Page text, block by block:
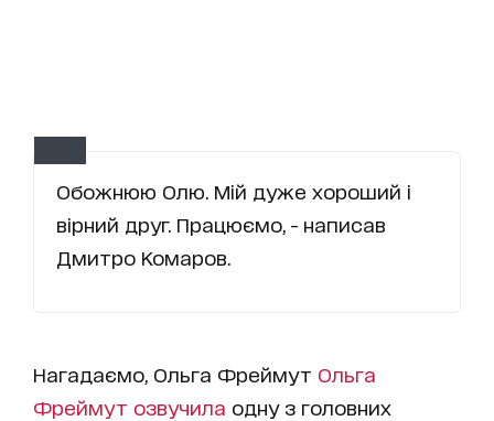
Обожнюю Олю. Мій дуже хороший і
вірний друг. Працюємо, - написав
Дмитро Комаров.
Нагадаємо, Ольга Фреймут Ольга
Фреймут озвучила одну з головних